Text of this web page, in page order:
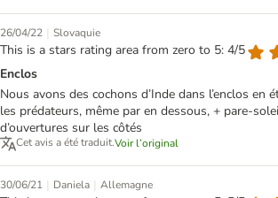
26/04/22 | Slovaquie
This is a stars rating area from zero to 5: 4/5
Enclos
Nous avons des cochons d’Inde dans l’enclos en
les prédateurs, même par en dessous, + pare-
d’ouvertures sur les côtés
Cet avis a été traduit.Voir l’original
30/06/21 | Daniela | Allemagne